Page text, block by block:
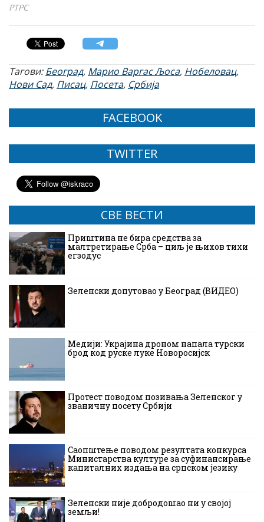
РТРС
Тагови:Београд, Марио Варгас Љоса, Нобеловац,
Нови Сад, Писац, Посета, Србија
FACEBOOK
TWITTER
СВЕ ВЕСТИ
Приштина не бира средства за
малтретирање Срба – циљ је њихов тихи
егзодус
Зеленски допутовао у Београд (ВИДЕО)
Медији: Украјина дроном напала турски
брод код руске луке Новоросијск
Протест поводом позивања Зеленског у
званичну посету Србији
Саопштење поводом резултата конкурса
Министарства културе за суфинансирање
капиталних издања на српском језику
Зеленски није добродошао ни у својој
земљи!